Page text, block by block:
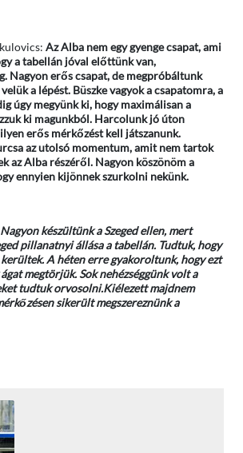
Az Alba nem egy gyenge csapat, ami
a tabellán jóval előttünk van,
Nagyon erős csapat, de megpróbáltunk
a lépést. Büszke vagyok a csapatomra, a
úgy megyünk ki, hogy maximálisan a
ki magunkból. Harcolunk jó úton
erős mérkőzést kell játszanunk.
az utolsó momentum, amit nem tartok
az Alba részéről. Nagyon köszönöm a
ennyien kijönnek szurkolni nekünk.
Nagyon készültünk a Szeged ellen, mert
pillanatnyi állása a tabellán. Tudtuk, hogy
A héten erre gyakoroltunk, hogy ezt
megtörjük. Sok nehézséggünk volt a
tudtuk orvosolni.Kiélezett majdnem
sikerült megszereznünk a